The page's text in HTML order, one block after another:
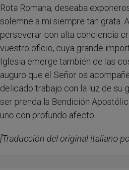
Rota Romana, deseaba
solemne a mi siempre tan grata.
perseverar con alta conciencia
vuestro oficio, cuya grande
Iglesia emerge también de las
auguro que el Señor os
delicado trabajo con la luz de su
ser prenda la Bendición
uno con profundo afecto.
[Traducción del original italiano